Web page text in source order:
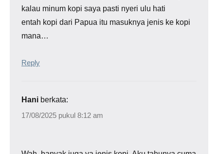
kalau minum kopi saya pasti nyeri ulu hati
entah kopi dari Papua itu masuknya jenis ke kopi
mana…
Reply
Hani berkata:
17/08/2025 pukul 8:12 am